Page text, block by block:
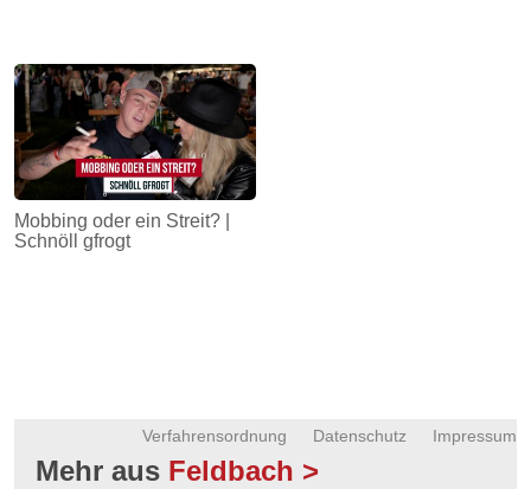
Mobbing oder ein Streit? |
Schnöll gfrogt
Impressum
Datenschutz
Verfahrensordnung
Mehr aus Feldbach >